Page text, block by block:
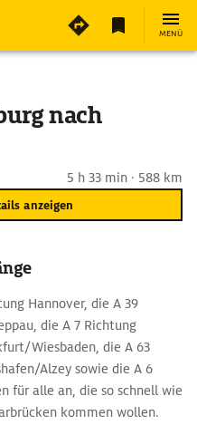
MENÜ
nach
5 h 33 min · 588 km
anzeigen
Hannover, die A 39
die A 7 Richtung
Wiesbaden, die A 63
Alzey sowie die A 6
für alle an, die so schnell wie
kommen wollen.